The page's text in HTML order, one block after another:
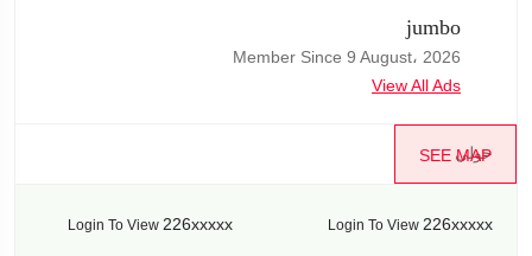
jumbo
Member Since 9 August، 2026
View All Ads
SEE MAP
حولي
Login To View 226xxxxx Login To View 226xxxxx